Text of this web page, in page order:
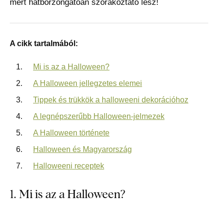
mert hátborzongatóan szórakoztató lesz!
A cikk tartalmából:
Mi is az a Halloween?
A Halloween jellegzetes elemei
Tippek és trükkök a halloweeni dekorációhoz
A legnépszerűbb Halloween-jelmezek
A Halloween története
Halloween és Magyarország
Halloweeni receptek
1. Mi is az a Halloween?